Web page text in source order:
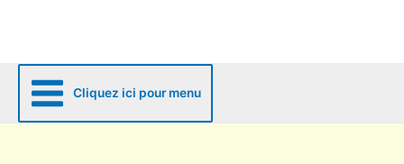
Cliquez ici pour menu